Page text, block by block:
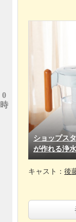
0
時
ショップス
が作れる浄
キャスト： 後